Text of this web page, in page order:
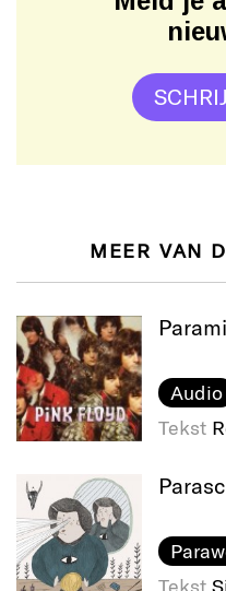
MEER VAN
Audio
Tekst
Tekst